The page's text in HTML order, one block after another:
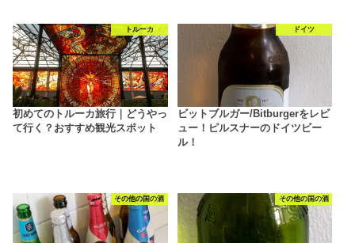
トルーカ
初めてのトルーカ旅行｜どうやっ
て行く？おすすめ観光スポット
ドイツ
ビットブルガー/Bitburgerをレビ
ュー！ピルスナーのドイツビー
ル！
その他の国の酒 その他の国の酒